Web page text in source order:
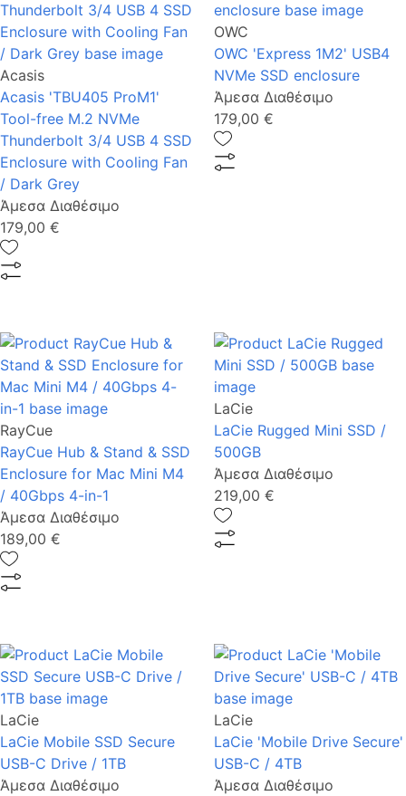
Acasis
Acasis 'TBU405 ProM1'
Tool-free M.2 NVMe
Thunderbolt 3/4 USB 4 SSD
Enclosure with Cooling Fan
/ Dark Grey
Άμεσα Διαθέσιμο
179,00 €
OWC
OWC 'Express 1M2' USB4
NVMe SSD enclosure
Άμεσα Διαθέσιμο
179,00 €
RayCue
RayCue Hub & Stand & SSD
Enclosure for Mac Mini M4
/ 40Gbps 4-in-1
Άμεσα Διαθέσιμο
189,00 €
LaCie
LaCie Rugged Mini SSD /
500GB
Άμεσα Διαθέσιμο
219,00 €
LaCie
LaCie Mobile SSD Secure
USB-C Drive / 1TB
Άμεσα Διαθέσιμο
LaCie
LaCie 'Mobile Drive Secure'
USB-C / 4TB
Άμεσα Διαθέσιμο